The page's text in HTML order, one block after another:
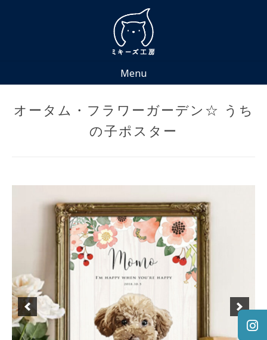
Menu
オータム・フラワーガーデン☆ うち
の子ポスター
2022
年
3
23
日